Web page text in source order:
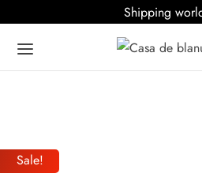
Shipping
Sale!